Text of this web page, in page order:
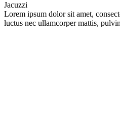
Jacuzzi
Lorem ipsum dolor sit amet,
luctus nec ullamcorper mattis,